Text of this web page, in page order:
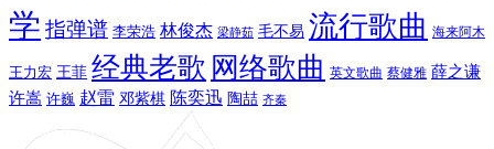
学 指弹谱 李荣浩 林俊杰 梁静茹 毛不易 流行歌曲 海来阿木
王力宏 王菲 经典老歌 网络歌曲 英文歌曲 蔡健雅 薛之谦
许嵩 许巍 赵雷 邓紫棋 陈奕迅 陶喆 齐秦